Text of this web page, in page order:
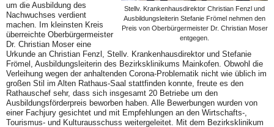
Stellv. Krankenhausdirektor Christian Fenzl und
Ausbildungsleiterin Stefanie Frömel nehmen den
Preis von Oberbürgermeister Dr. Christian Moser
entgegen.
um die Ausbildung des
Nachwuchses verdient
machen. Im kleinsten Kreis
überreichte Oberbürgermeister
Dr. Christian Moser eine
Urkunde an Christian Fenzl, Stellv. Krankenhausdirektor und Stefanie
Frömel, Ausbildungsleiterin des Bezirksklinikums Mainkofen. Obwohl die
Verleihung wegen der anhaltenden Corona-Problematik nicht wie üblich im
großen Stil im Alten Rathaus-Saal stattfinden konnte, freute es den
Rathauschef sehr, dass sich insgesamt 20 Betriebe um den
Ausbildungsförderpreis beworben haben. Alle Bewerbungen wurden von
einer Fachjury gesichtet und mit Empfehlungen an den Wirtschafts-,
Tourismus- und Kulturausschuss weitergeleitet. Mit dem Bezirksklinikum